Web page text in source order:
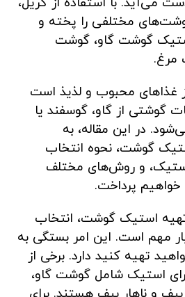
مختلفی را پخته و
گوشت گاو، گوشت
مرغ.
محبوب و لذیذ است
گوشتی از گاو، گوسفند یا
در این مقاله، به
گوشت، نحوه انتخاب
و روش‌های مختلف
پرداخت.
استیک گوشت، انتخاب
مهم است. این امر بستگی به
تهیه کنید دارد. برخی از
استیک شامل گوشت گاو،